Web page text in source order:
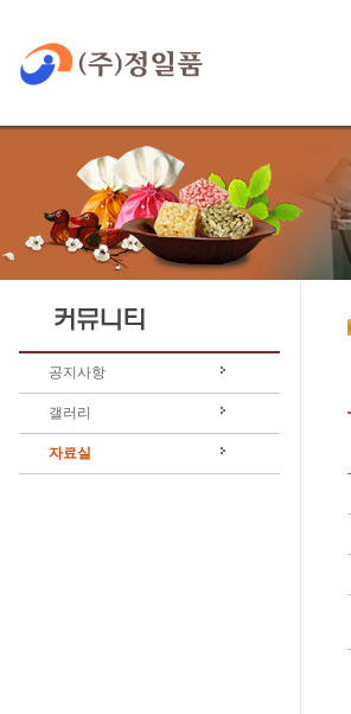
공지사항
갤러리
자료실